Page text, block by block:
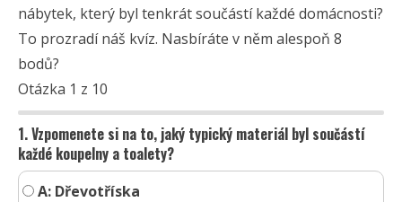
nábytek, který byl tenkrát součástí každé domácnosti?
To prozradí náš kvíz. Nasbíráte v něm alespoň 8
bodů?
Otázka 1 z 10
1. Vzpomenete si na to, jaký typický materiál byl součástí
každé koupelny a toalety?
A: Dřevotříska